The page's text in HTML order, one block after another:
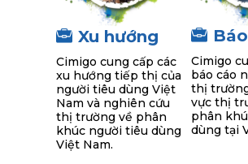
Xu hướng
Cimigo cung cấp các
xu hướng tiếp thị của
người tiêu dùng Việt
Nam và nghiên cứu
thị trường về phân
khúc người tiêu dùng
Việt Nam.
Cimigo
báo cáo
thị
vực thị
phân
dùng tại